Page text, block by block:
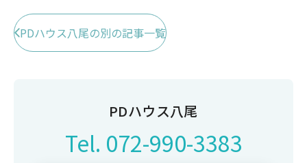
PDハウス八尾の別の記事一覧
PDハウス八尾
Tel. 072-990-3383